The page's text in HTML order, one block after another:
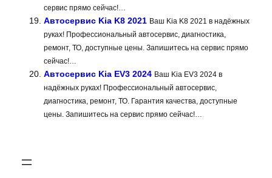
сервис прямо сейчас!…
Автосервис Kia K8 2021 Ваш Kia K8 2021 в надёжных
руках! Профессиональный автосервис, диагностика,
ремонт, ТО, доступные цены. Запишитесь на сервис прямо
сейчас!…
Автосервис Kia EV3 2024 Ваш Kia EV3 2024 в
надёжных руках! Профессиональный автосервис,
диагностика, ремонт, ТО. Гарантия качества, доступные
цены. Запишитесь на сервис прямо сейчас!…